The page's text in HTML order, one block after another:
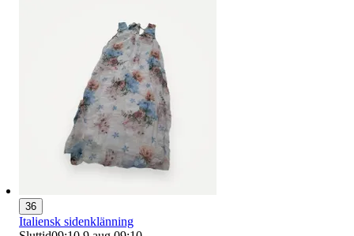
36
Italiensk sidenklänning